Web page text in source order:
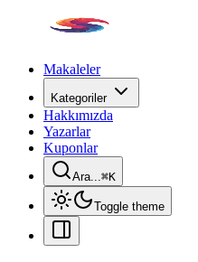
Makaleler
Kategoriler
Hakkımızda
Yazarlar
Kuponlar
Ara...⌘K
Toggle theme